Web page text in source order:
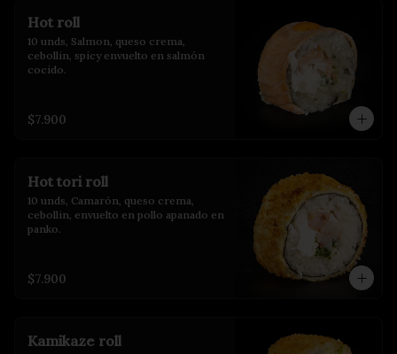
Hot roll
10 unds, Salmon, queso crema,
cebollin, spicy envuelto en salmón
cocido.
$7.900
Hot tori roll
10 unds, Camarón, queso crema,
cebollin, envuelto en pollo apanado en
panko.
$7.900
Kamikaze roll